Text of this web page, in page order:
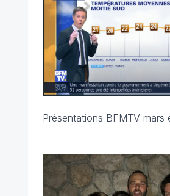
Présentations BFMTV mars